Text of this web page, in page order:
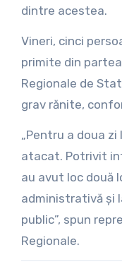
dintre acestea.
Vineri, cinci
primite din
Regionale de
grav rănite,
„Pentru a doua
atacat. Potrivit
au avut loc două
administrativă și
public”, spun
Regionale.